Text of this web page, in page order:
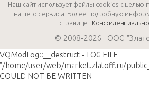
Наш сайт использует файлы cookies с целью
нашего сервиса. Более подробную
странице
© 2008-2026 ООО
VQModLog::__destruct - LOG FILE
"/home/user/web/market.zlatoff.ru/
COULD NOT BE WRITTEN